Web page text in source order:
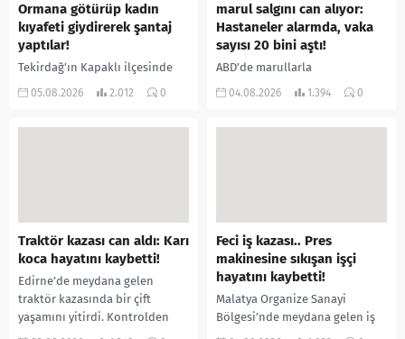
Ormana götürüp kadın
kıyafeti giydirerek şantaj
yaptılar!
Tekirdağ’ın Kapaklı ilçesinde
bir kişiyi, arkadaşının eşiyle
05.08.2026 2.012 0
marul salgını can alıyor:
Hastaneler alarmda, vaka
sayısı 20 bini aştı!
ABD’de marullarla
ilişkilendirilen siklospora
04.08.2026 1.394 0
Traktör kazası can aldı: Karı
koca hayatını kaybetti!
Edirne’de meydana gelen
traktör kazasında bir çift
yaşamını yitirdi. Kontrolden
çıkarak devrilen traktörün
Feci iş kazası.. Pres
makinesine sıkışan işçi
hayatını kaybetti!
Malatya Organize Sanayi
Bölgesi’nde meydana gelen iş
kazasında, pres makinesine